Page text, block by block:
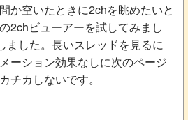
か空いたときに2chを眺めたいと
2chビューアーを試してみまし
ました。長いスレッドを見るに
ーション効果なしに次のページ
チカしないです。